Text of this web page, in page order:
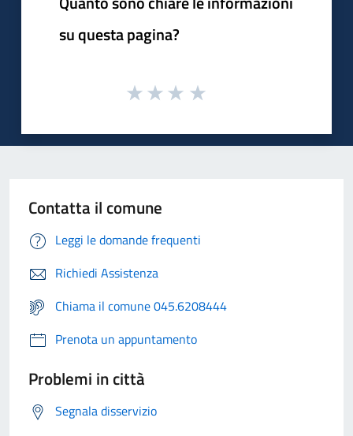
su questa pagina?
Contatta il comune
Leggi le domande frequenti
Richiedi Assistenza
Chiama il comune 045.6208444
Prenota un appuntamento
Problemi in città
Segnala disservizio